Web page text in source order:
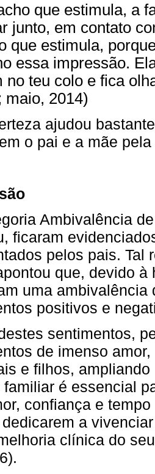
que estimula, a
junto, em contato
que estimula,
essa impressão.
no teu colo e fica
maio, 2014)
ajudou
o pai e a mãe
Ambivalência
ficaram
pelos pais. Tal
que, devido
uma ambivalência
positivos e
sentimentos,
de imenso
e filhos,
familiar é essencial
confiança e
a
clínica do